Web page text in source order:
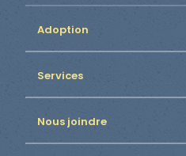
Adoption
Services
Nous joindre